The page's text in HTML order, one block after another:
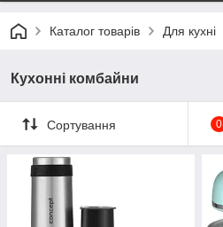
Каталог товарів Для кухні
Кухонні комбайни
Сортування 0